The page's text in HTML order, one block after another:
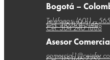
Bogotá –
Teléfonos: (601) –
Cel: 316 874 3146
Cel: 304 240 1888
Asesor